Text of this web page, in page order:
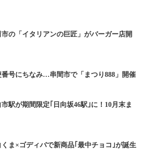
市の「イタリアンの巨匠」がバーガー店開
番号にちなみ…串間市で「まつり888」開催
市駅が期間限定｢日向坂46駅｣に！10月末ま
くま×ゴディバで新商品｢最中チョコ｣が誕生